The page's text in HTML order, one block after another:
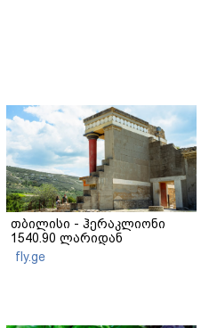
თბილისი - ჰერაკლიონი
1540.90 ლარიდან
fly.ge